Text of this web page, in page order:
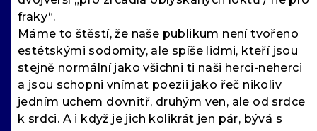
fraky“.
Máme to štěstí, že naše publikum není tvořeno
estétskými sodomity, ale spíše lidmi, kteří jsou
stejně normální jako všichni ti naši herci-neherci
a jsou schopni vnímat poezii jako řeč nikoliv
jedním uchem dovnitř, druhým ven, ale od srdce
k srdci. A i když je jich kolikrát jen pár, bývá s